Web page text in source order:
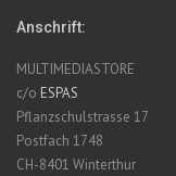
Anschrift:
MULTIMEDIASTORE
c/o ESPAS
Pflanzschulstrasse 17
Postfach 1748
CH-8401 Winterthur